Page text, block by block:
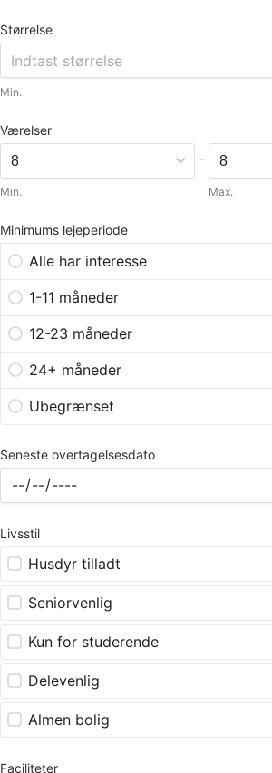
Størrelse
Min.
Værelser
Min.
-
Max.
Minimums lejeperiode
Alle har interesse
1-11 måneder
12-23 måneder
24+ måneder
Ubegrænset
Seneste overtagelsesdato
Livsstil
Husdyr tilladt
Seniorvenlig
Kun for studerende
Delevenlig
Almen bolig
Faciliteter